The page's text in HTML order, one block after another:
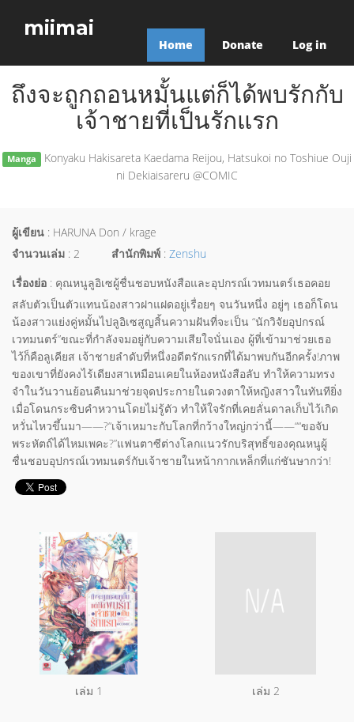
miimai
Home Donate Log in
ถึงจะถูกถอนหมั้นแต่ก็ได้พบรักกับ
เจ้าชายที่เป็นรักแรก
Manga
Konyaku Hakisareta Kaedama Reijou, Hatsukoi no Toshiue Ouji
ni Dekiaisareru @COMIC
ผู้เขียน : HARUNA Don / krage
จำนวนเล่ม : 2 สำนักพิมพ์ : Zenshu
เรื่องย่อ : คุณหนูลูอิเซผู้ชื่นชอบหนังสือและอุปกรณ์เวทมนตร์เธอคอย
สลับตัวเป็นตัวแทนน้องสาวฝาแฝดอยู่เรื่อยๆ จนวันหนึ่ง อยู่ๆ เธอก็โดน
น้องสาวแย่งคู่หมั้นไปลูอิเซสูญสิ้นความฝันที่จะเป็น “นักวิจัยอุปกรณ์
เวทมนตร์”ขณะที่กำลังจมอยู่กับความเสียใจนั่นเอง ผู้ที่เข้ามาช่วยเธอ
ไว้ก็คือลูเคียส เจ้าชายลำดับที่หนึ่งอดีตรักแรกที่ได้มาพบกันอีกครั้ง!ภาพ
ของเขาที่ยังคงไร้เดียงสาเหมือนเคยในห้องหนังสือลับ ทำให้ความทรง
จำในวันวานย้อนคืนมาช่วยจุดประกายในดวงตาให้หญิงสาวในทันทียิ่ง
เมื่อโดนกระซิบคำหวานโดยไม่รู้ตัว ทำให้ใจรักที่เคยลั่นดาลเก็บไว้เกิด
หวั่นไหวขึ้นมา——?“เจ้าเหมาะกับโลกที่กว้างใหญ่กว่านี้——““ขอจับ
พระหัตถ์ได้ไหมเพคะ?”แฟนตาซีต่างโลกแนวรักบริสุทธิ์ของคุณหนูผู้
ชื่นชอบอุปกรณ์เวทมนตร์กับเจ้าชายในหน้ากากเหล็กที่แก่ชันษากว่า!
เล่ม 1 เล่ม 2